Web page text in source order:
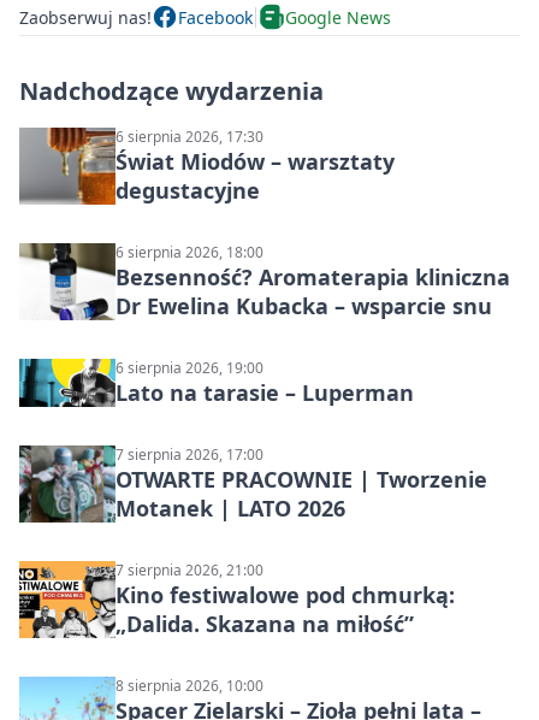
Zaobserwuj nas! Facebook Google News
Nadchodzące wydarzenia
6 sierpnia 2026, 17:30
Świat Miodów – warsztaty
degustacyjne
6 sierpnia 2026, 18:00
Bezsenność? Aromaterapia kliniczna
Dr Ewelina Kubacka – wsparcie snu
6 sierpnia 2026, 19:00
Lato na tarasie – Luperman
7 sierpnia 2026, 17:00
OTWARTE PRACOWNIE | Tworzenie
Motanek | LATO 2026
7 sierpnia 2026, 21:00
Kino festiwalowe pod chmurką:
„Dalida. Skazana na miłość”
8 sierpnia 2026, 10:00
Spacer Zielarski – Zioła pełni lata –